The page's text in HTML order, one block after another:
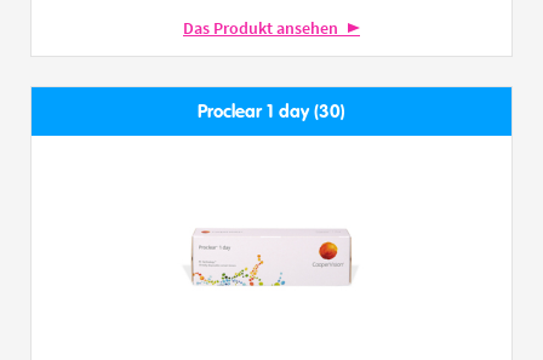
Das Produkt ansehen
Proclear 1 day (30)